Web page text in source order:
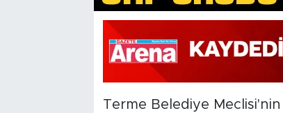
Terme Belediye